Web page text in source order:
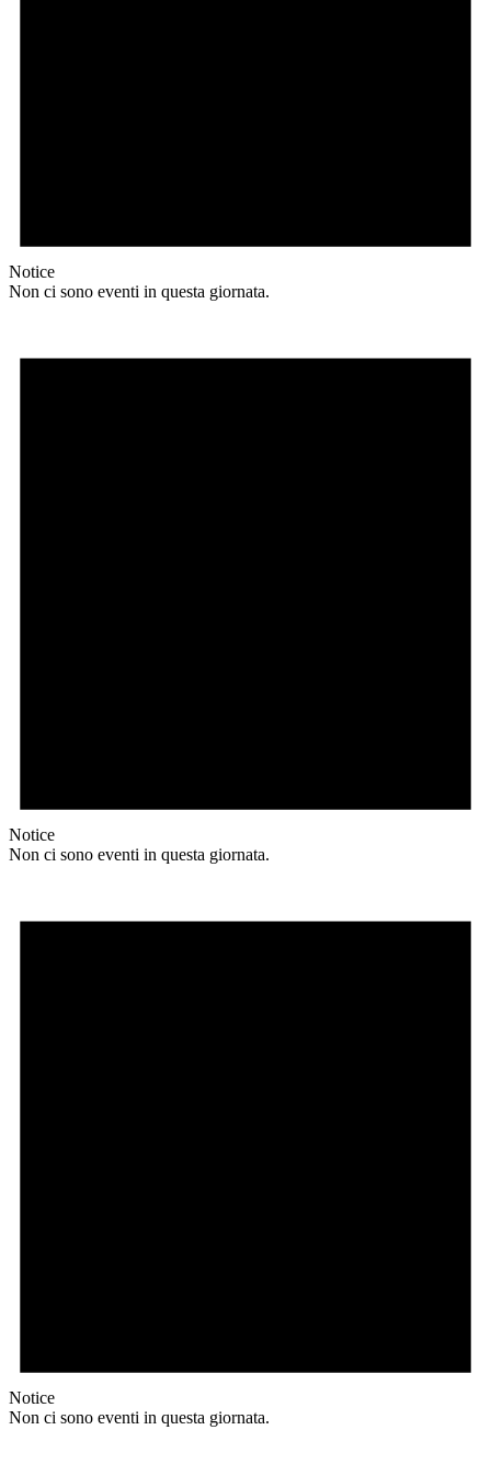
Notice
Non ci sono eventi in questa giornata.
Notice
Non ci sono eventi in questa giornata.
Notice
Non ci sono eventi in questa giornata.